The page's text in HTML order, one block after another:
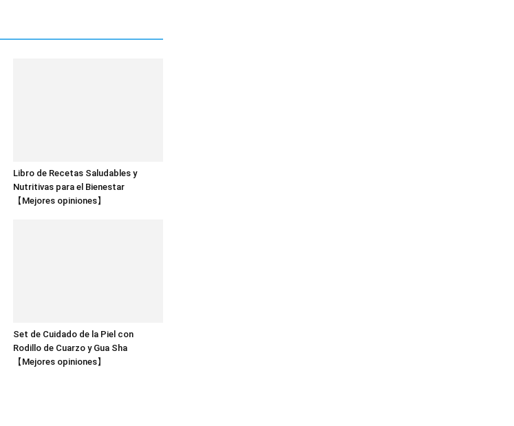
Libro de Recetas Saludables y
Nutritivas para el Bienestar
【Mejores opiniones】
Set de Cuidado de la Piel con
Rodillo de Cuarzo y Gua Sha
【Mejores opiniones】